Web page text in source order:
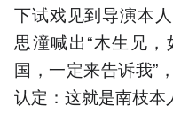
下试戏见到导演本
思潼喊出“木生兄
国，一定来告诉我”
认定：这就是南枝本